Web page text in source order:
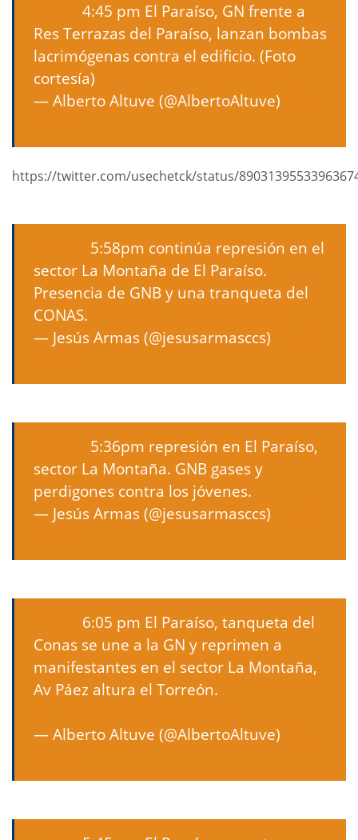
4:45 pm El Paraíso, GN frente a
Res Terrazas del Paraíso, lanzan bombas
lacrimógenas contra el edificio. (Foto
cortesía)
— Alberto Altuve (@AlbertoAltuve)
https://twitter.com/usechetck/status/
5:58pm continúa represión en el
sector La Montaña de El Paraíso.
Presencia de GNB y una tranqueta del
CONAS.
— Jesús Armas (@jesusarmasccs)
5:36pm represión en El Paraíso,
sector La Montaña. GNB gases y
perdigones contra los jóvenes.
— Jesús Armas (@jesusarmasccs)
6:05 pm El Paraíso, tanqueta del
Conas se une a la GN y reprimen a
manifestantes en el sector La Montaña,
Av Páez altura el Torreón.
— Alberto Altuve (@AlbertoAltuve)